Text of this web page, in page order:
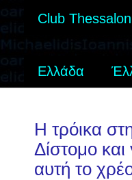
Club
Ελλάδα
Η τρόικα
Δίστομο
αυτή το